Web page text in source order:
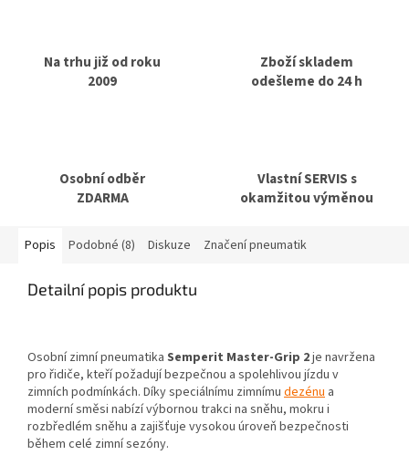
Na trhu již od roku
2009
Zboží skladem
odešleme do 24 h
Osobní odběr
ZDARMA
Vlastní SERVIS s
okamžitou výměnou
Popis Podobné (8) Diskuze Značení pneumatik
Detailní popis produktu
Osobní zimní pneumatika Semperit Master-Grip 2je navržena
pro řidiče, kteří požadují bezpečnou a spolehlivou jízdu v
zimních podmínkách. Díky speciálnímu zimnímu dezénu a
moderní směsi nabízí výbornou trakci na sněhu, mokru i
rozbředlém sněhu a zajišťuje vysokou úroveň bezpečnosti
během celé zimní sezóny.